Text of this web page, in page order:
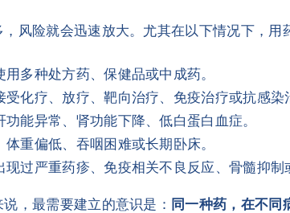
风险就会迅速放大。尤其在以下情况下，用
用多种处方药、保健品或中成药。
受化疗、放疗、靶向治疗、免疫治疗或抗感染
功能异常、肾功能下降、低白蛋白血症。
体重偏低、吞咽困难或长期卧床。
现过严重药疹、免疫相关不良反应、骨髓抑制
，最需要建立的意识是： 同一种药，在不同